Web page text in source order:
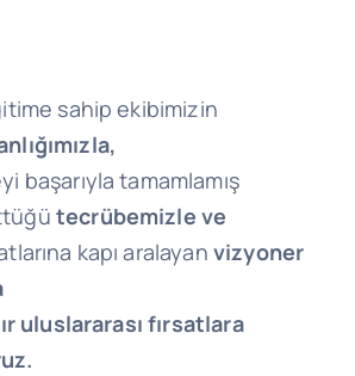
sahip ekibimizin
başarıyla tamamlamış
tecrübemizle ve
kapı aralayan vizyoner
uluslararası fırsatlara